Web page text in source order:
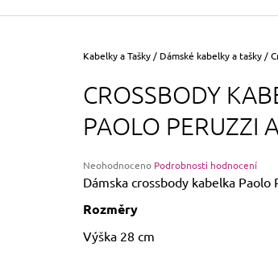
Domů
Kabelky a Tašky / Dámské kabelky a tašky /
CROSSBODY
PAOLO PERUZZI
Průměrné
hodnocení
je
z
Neohodnoceno Podrobnosti hodnocení
Dámska crossbody kabelka Paolo
Rozměry
Výška 28 cm